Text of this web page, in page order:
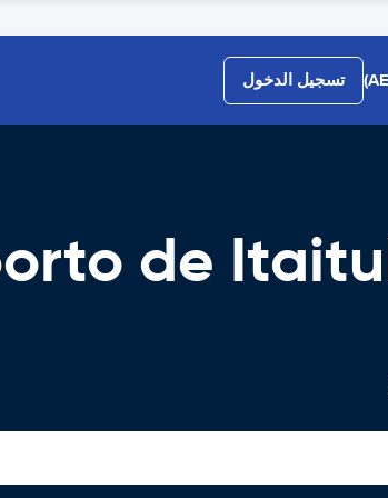
تسجيل الدخول